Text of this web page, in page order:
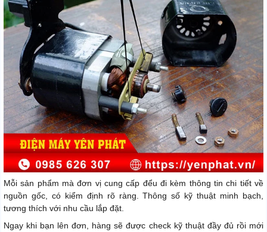
Mỗi sản phẩm mà đơn vị cung cấp đểu đi kèm thông tin chi tiết về
nguồn gốc, có kiểm định rõ ràng. Thông số kỹ thuật minh bạch,
tương thích với nhu cầu lắp đặt.
Ngay khi bạn lên đơn, hàng sẽ được check kỹ thuật đầy đủ rồi mới